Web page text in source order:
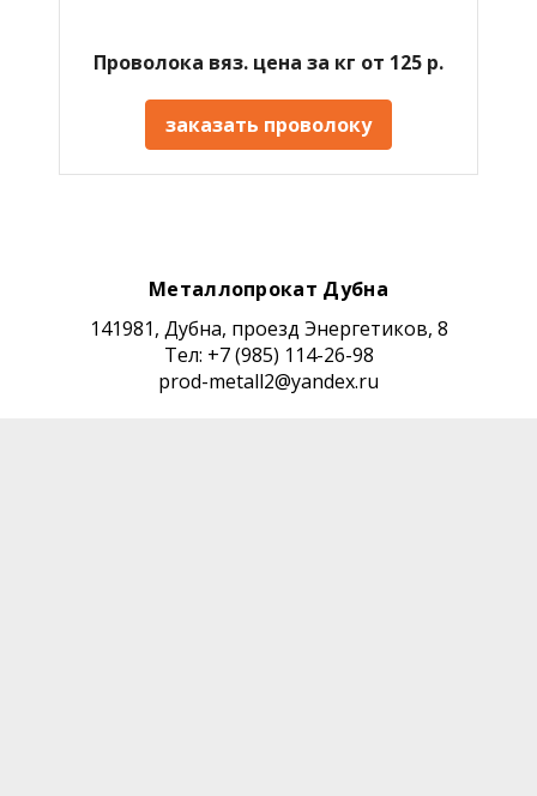
Проволока вяз. цена за кг от 125 р.
заказать проволоку
Металлопрокат Дубна
141981, Дубна, проезд Энергетиков, 8
Тел: +7 (985) 114-26-98
prod-metall2@yandex.ru